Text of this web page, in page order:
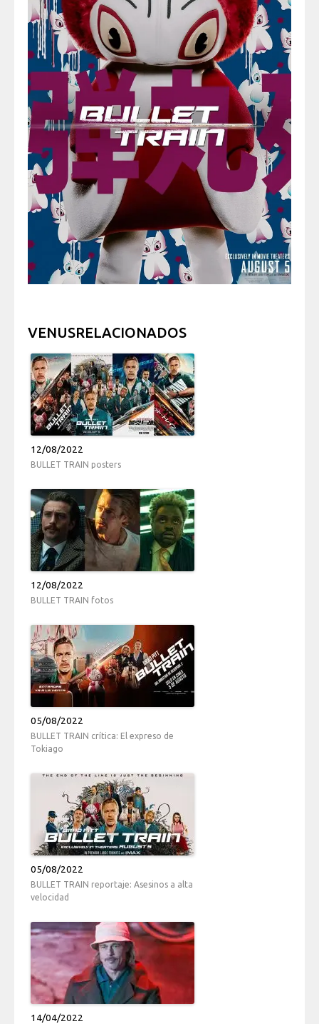
VENUSRELACIONADOS
12/08/2022
BULLET TRAIN posters
12/08/2022
BULLET TRAIN fotos
05/08/2022
BULLET TRAIN crítica: El expreso de
Tokiago
05/08/2022
BULLET TRAIN reportaje: Asesinos a alta
velocidad
14/04/2022